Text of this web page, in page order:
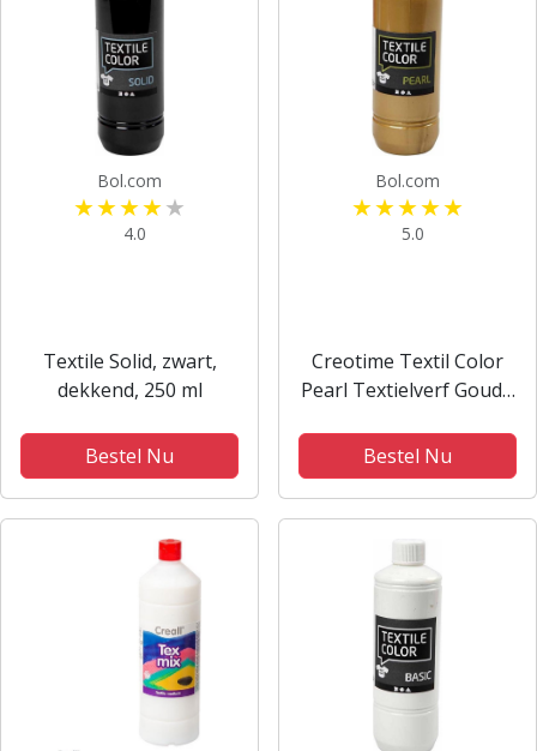
Bol.com
4.0
Textile Solid, zwart,
dekkend, 250 ml
Bestel Nu
Bol.com
5.0
Creotime Textil Color
Pearl Textielverf Goud -
Bestel Nu